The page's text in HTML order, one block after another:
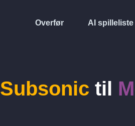
Overfør AI spilleliste
Subsonic til